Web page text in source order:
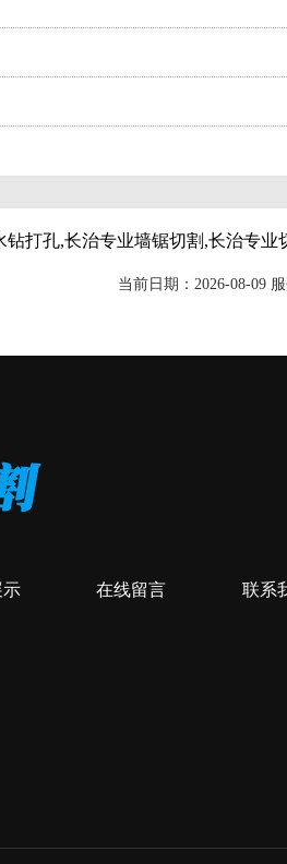
打孔,长治专业墙锯切割,长治专
当前日期：2026-08-09
示 在线留言 联系